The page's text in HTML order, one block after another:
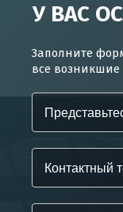
У ВАС
Заполните
все возникшие